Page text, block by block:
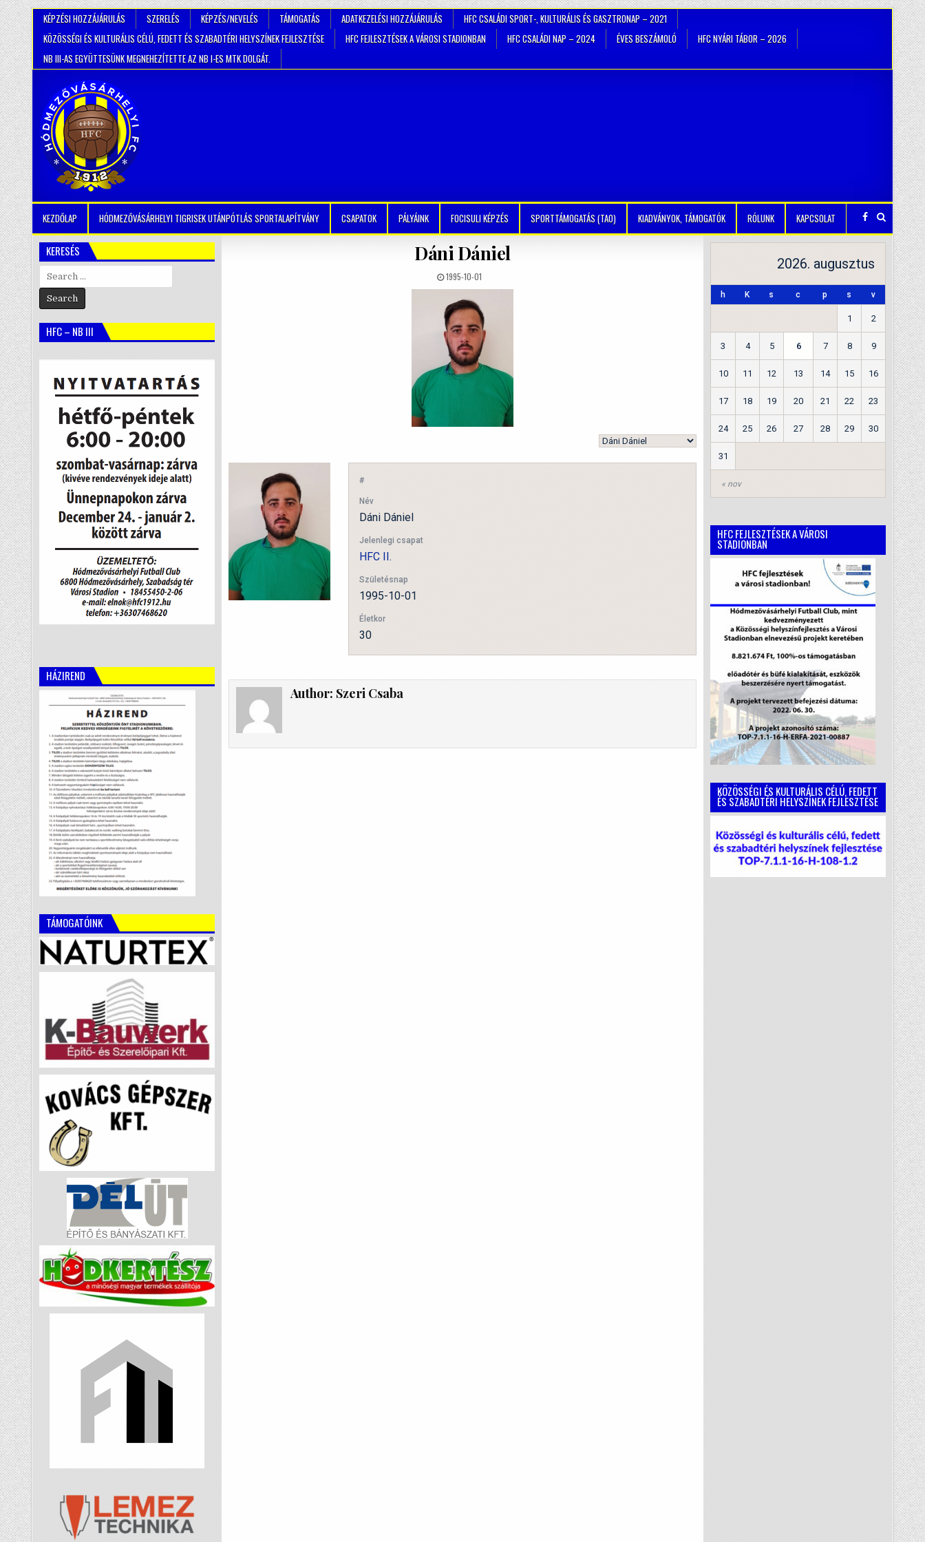
KÉPZÉSI HOZZÁJÁRULÁS SZERELÉS KÉPZÉS/NEVELÉS TÁMOGATÁS ADATKEZELÉSI HOZZÁJÁRULÁS
HFC CSALÁDI SPORT-, KULTURÁLIS ÉS GASZTRONAP – 2021
KÖZÖSSÉGI ÉS KULTURÁLIS CÉLÚ, FEDETT ÉS SZABADTÉRI HELYSZÍNEK FEJLESZTÉSE
HFC FEJLESZTÉSEK A VÁROSI STADIONBAN HFC CSALÁDI NAP – 2024 ÉVES BESZÁMOLÓ
HFC NYÁRI TÁBOR – 2026
NB III-AS EGYÜTTESÜNK MEGNEHEZÍTETTE AZ NB I-ES MTK DOLGÁT.
KEZDŐLAP HÓDMEZŐVÁSÁRHELYI TIGRISEK UTÁNPÓTLÁS SPORTALAPÍTVÁNY CSAPATOK PÁLYÁINK FOCISULI KÉPZÉS SPORTTÁMOGATÁS (TAO) KIADVÁNYOK, TÁMOGATÓK RÓLUNK KAPCSOLAT
Dáni Dániel
1995-10-01
#
Név
Dáni Dániel
Jelenlegi csapat
HFC II.
Születésnap
1995-10-01
Életkor
30
Author: Szeri Csaba
KERESÉS
Search
for:
HFC – NB III
HÁZIREND
TÁMOGATÓINK
2026. augusztus
h K s c p s v
« nov
1 2
3 4 5 6 7 8 9
10 11 12 13 14 15 16
17 18 19 20 21 22 23
24 25 26 27 28 29 30
31
HFC FEJLESZTÉSEK A VÁROSI
STADIONBAN
KÖZÖSSÉGI ÉS KULTURÁLIS CÉLÚ, FEDETT
ÉS SZABADTÉRI HELYSZÍNEK FEJLESZTÉSE